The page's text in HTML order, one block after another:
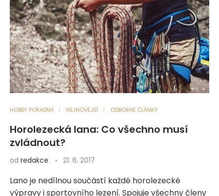
HOBBY PORADNA NEJNOVĚJŠÍ ODBORNÉ ČLÁNKY
Horolezecká lana: Co všechno musí
zvládnout?
od redakce 21. 6. 2017
Lano je nedílnou součástí každé horolezecké
výpravy i sportovního lezení. Spojuje všechny členy